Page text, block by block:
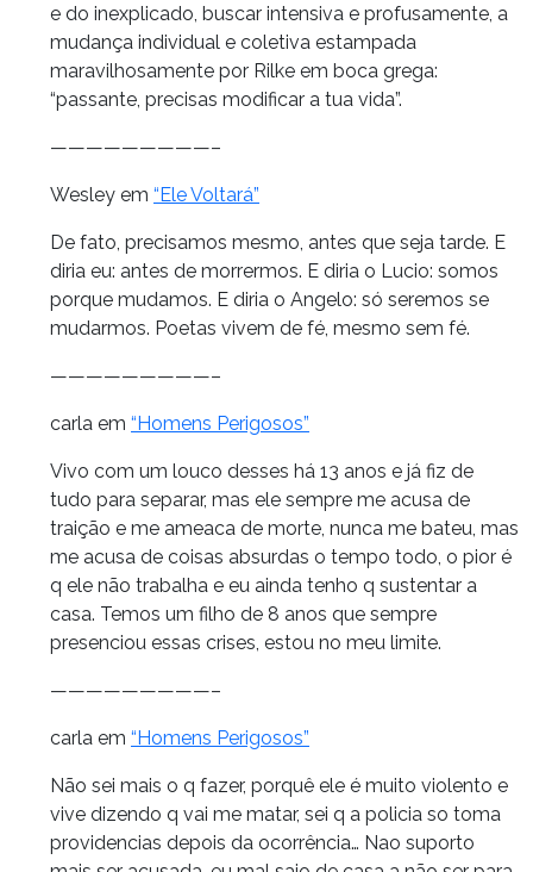
e do inexplicado, buscar intensiva e profusamente, a
mudança individual e coletiva estampada
maravilhosamente por Rilke em boca grega:
“passante, precisas modificar a tua vida”.
—————————–
Wesley em “Ele Voltará”
De fato, precisamos mesmo, antes que seja tarde. E
diria eu: antes de morrermos. E diria o Lucio: somos
porque mudamos. E diria o Angelo: só seremos se
mudarmos. Poetas vivem de fé, mesmo sem fé.
—————————–
carla em “Homens Perigosos”
Vivo com um louco desses há 13 anos e já fiz de
tudo para separar, mas ele sempre me acusa de
traição e me ameaca de morte, nunca me bateu, mas
me acusa de coisas absurdas o tempo todo, o pior é
q ele não trabalha e eu ainda tenho q sustentar a
casa. Temos um filho de 8 anos que sempre
presenciou essas crises, estou no meu limite.
—————————–
carla em “Homens Perigosos”
Não sei mais o q fazer, porquê ele é muito violento e
vive dizendo q vai me matar, sei q a policia so toma
providencias depois da ocorrência… Nao suporto